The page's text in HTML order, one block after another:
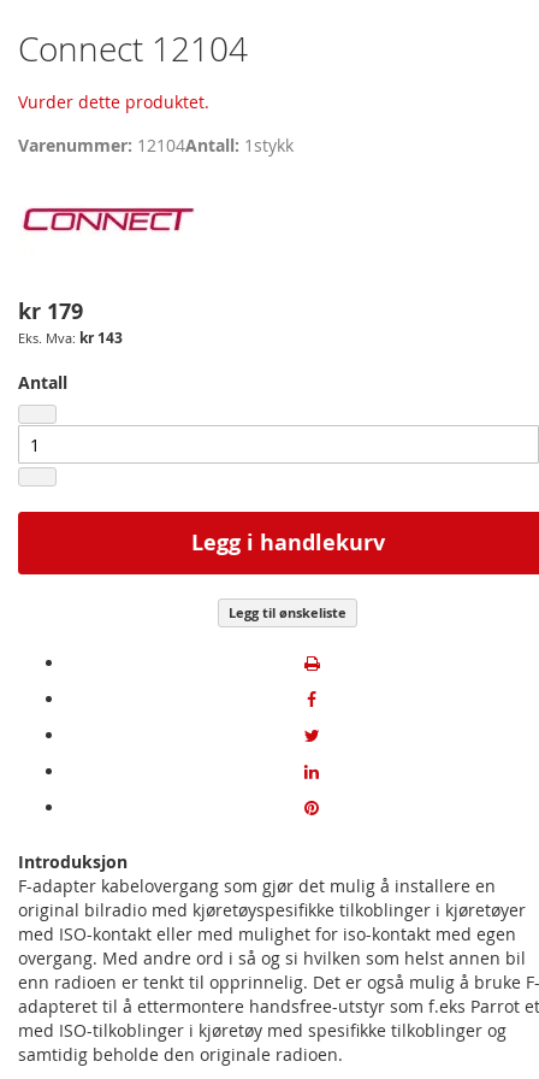
Skip
to
beginning
the
gallery
Connect 12104
Vurder dette produktet.
Varenummer 12104Antall 1 stykk
kr 179
kr 143
Antall
Legg i handlekurv
Legg til ønskeliste
Introduksjon
F-adapter kabelovergang som gjør det mulig å installere en
original bilradio med kjøretøyspesifikke tilkoblinger i kjøretøyer
med ISO-kontakt eller med mulighet for iso-kontakt med egen
overgang. Med andre ord i så og si hvilken som helst annen bil
enn radioen er tenkt til opprinnelig. Det er også mulig å bruke F-
adapteret til å ettermontere handsfree-utstyr som f.eks Parrot
med ISO-tilkoblinger i kjøretøy med spesifikke tilkoblinger og
samtidig beholde den originale radioen.